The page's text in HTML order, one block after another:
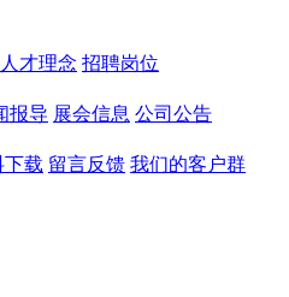
人才理念 招聘岗位
报导 展会信息 公司公告
下载 留言反馈 我们的客户群